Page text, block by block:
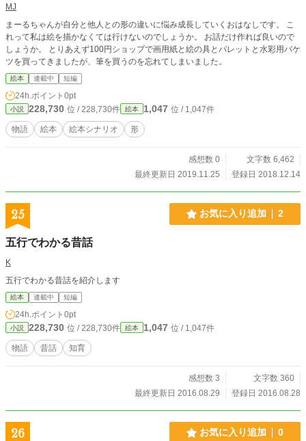
MJ
まーるちゃんが自分と他人との形の違いに悩み成長していくおはなしです。 こ
れって私は絵を描かなくては行けないのでしょうか。 お話だけ作れば良いので
しょうか。 とりあえず100円ショップで画用紙と絵の具とパレットと水彩用バケ
ツを買ってきましたが、筆を買うのを忘れてしまいました。
絵本 連載中 短編
24h.ポイント 0pt
小説 228,730 位 / 228,730件 絵本 1,047 位 / 1,047件
物語 絵本 絵本シナリオ 形
感想数 0
文字数 6,462
最終更新日 2019.11.25
登録日 2018.12.14
25 お気に入り追加 2
五行でわかる昔話
K
五行でわかる昔話を紹介します
絵本 連載中 短編
24h.ポイント 0pt
小説 228,730 位 / 228,730件 絵本 1,047 位 / 1,047件
物語 昔話 知育
感想数 3
文字数 360
最終更新日 2016.08.29
登録日 2016.08.28
26 お気に入り追加 0